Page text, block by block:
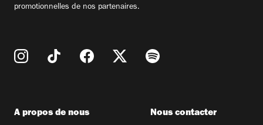
promotionnelles de nos partenaires.
A propos de nous Nous contacter